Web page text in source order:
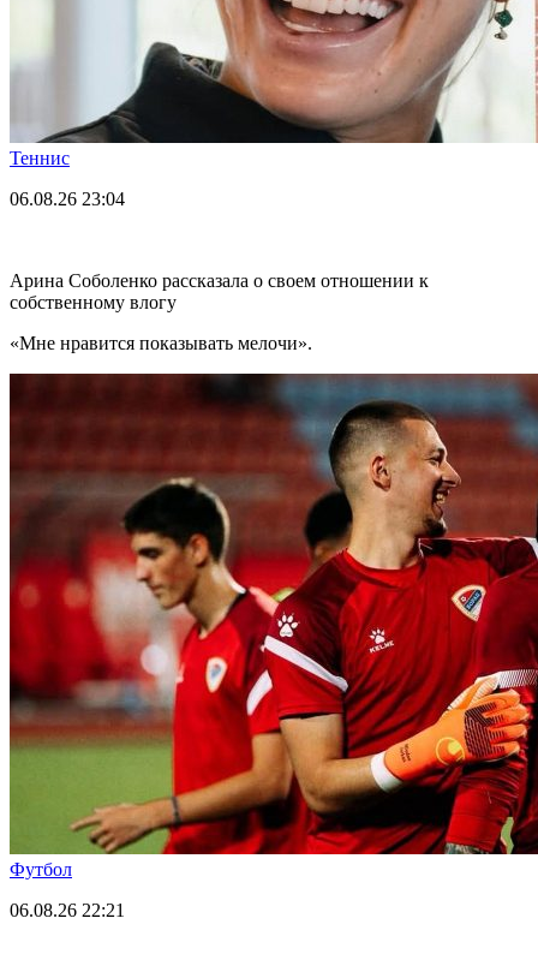
Теннис
06.08.26 23:04
Арина Соболенко рассказала о своем отношении к
собственному влогу
«Мне нравится показывать мелочи».
Футбол
06.08.26 22:21